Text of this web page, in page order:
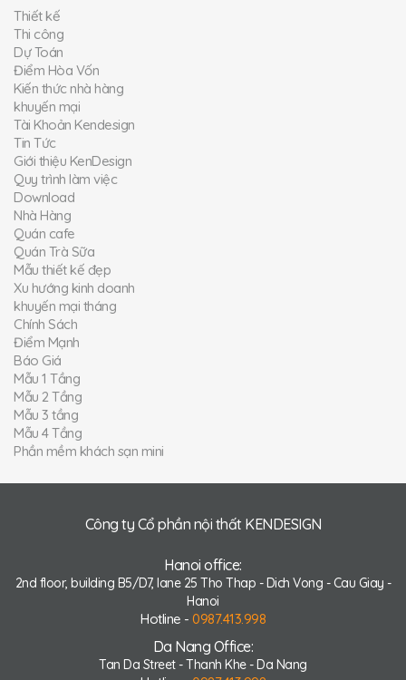
Thiết kế
Thi công
Dự Toán
Điểm Hòa Vốn
Kiến thức nhà hàng
khuyến mại
Tài Khoản Kendesign
Tin Tức
Giới thiệu KenDesign
Quy trình làm việc
Download
Nhà Hàng
Quán cafe
Quán Trà Sữa
Mẫu thiết kế đẹp
Xu hướng kinh doanh
khuyến mại tháng
Chính Sách
Điểm Mạnh
Báo Giá
Mẫu 1 Tầng
Mẫu 2 Tầng
Mẫu 3 tầng
Mẫu 4 Tầng
Phần mềm khách sạn mini
Công ty Cổ phần nội thất KENDESIGN
Hanoi office:
2nd floor, building B5/D7, lane 25 Tho Thap - Dich Vong - Cau Giay -
Hanoi
Hotline - 0987.413.998
Da Nang Office:
Tan Da Street - Thanh Khe - Da Nang